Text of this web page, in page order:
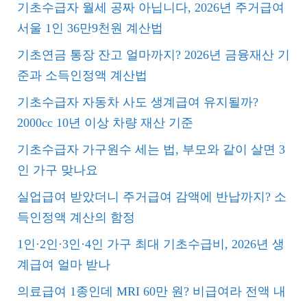
기초수급자 월세 공짜 아닙니다, 2026년 주거급여
서울 1인 36만9천원 계산법
기초연금 통장 잔고 얼마까지? 2026년 금융재산 기
준과 소득인정액 계산법
기초수급자 자동차 사도 생계급여 유지될까?
2000cc 10년 이상 차량 재산 기준
기초수급자 가구원수 세는 법, 부모와 같이 살면 3
인 가구 맞나요
실업급여 받았더니 주거급여 감액에 반납까지? 소
득인정액 계산의 함정
1인·2인·3인·4인 가구 최대 기초수급비, 2026년 생
계급여 얼마 받나
의료급여 1종인데 MRI 60만 원? 비급여라 전액 내